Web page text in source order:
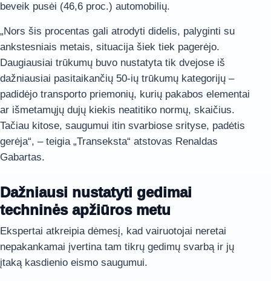
beveik pusėi (46,6 proc.) automobilių.
„Nors šis procentas gali atrodyti didelis, palyginti su
ankstesniais metais, situacija šiek tiek pagerėjo.
Daugiausiai trūkumų buvo nustatyta tik dvejose iš
dažniausiai pasitaikančių 50-ių trūkumų kategorijų –
padidėjo transporto priemonių, kurių pakabos elementai
ar išmetamųjų dujų kiekis neatitiko normų, skaičius.
Tačiau kitose, saugumui itin svarbiose srityse, padėtis
gerėja“, – teigia „Transeksta“ atstovas Renaldas
Gabartas.
Dažniausi nustatyti gedimai
techninės apžiūros metu
Ekspertai atkreipia dėmesį, kad vairuotojai neretai
nepakankamai įvertina tam tikrų gedimų svarbą ir jų
įtaką kasdienio eismo saugumui.